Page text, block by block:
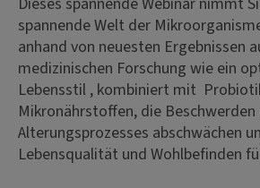
spannende Welt der
anhand von neuesten Ergebnissen
medizinischen Forschung wie ein
Lebensstil , kombiniert mit
Mikronährstoffen, die Beschwerden
Alterungsprozesses abschwächen
Lebensqualität und Wohlbefinden